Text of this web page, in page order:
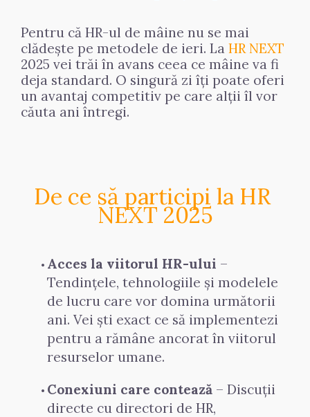
Pentru că HR-ul de mâine nu se mai
clădește pe metodele de ieri. La HR NEXT
2025 vei trăi în avans ceea ce mâine va fi
deja standard. O singură zi îți poate oferi
un avantaj competitiv pe care alții îl vor
căuta ani întregi.
De ce să participi la HR
NEXT 2025
Acces la viitorul HR-ului –
Tendințele, tehnologiile și modelele
de lucru care vor domina următorii
ani. Vei ști exact ce să implementezi
pentru a rămâne ancorat în viitorul
resurselor umane.
Conexiuni care contează – Discuții
directe cu directori de HR,